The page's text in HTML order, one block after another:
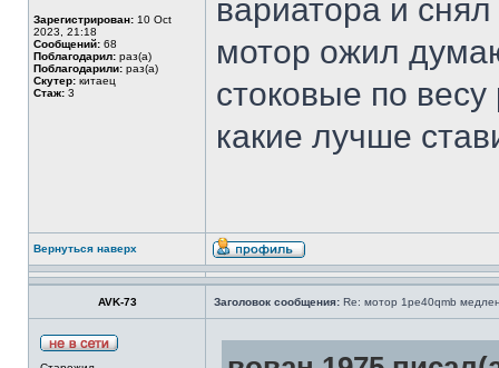
Зарегистрирован: 10 Oct
2023, 21:18
Сообщений: 68
Поблагодарил: раз(а)
Поблагодарили: раз(а)
Скутер: китаец
Стаж: 3
вариатора и
мотор ожил
стоковые по
какие лучше
Вернуться наверх
AVK-73 Заголовок сообщения: Re: мотор 1pe40qmb